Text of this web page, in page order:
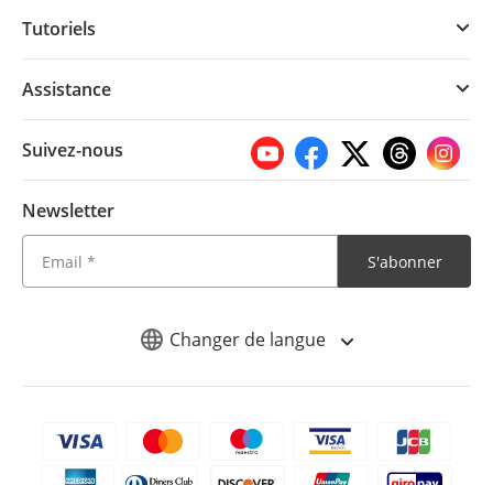
Changer de langue
Tutoriels
Assistance
Suivez-nous
Newsletter
S'abonner